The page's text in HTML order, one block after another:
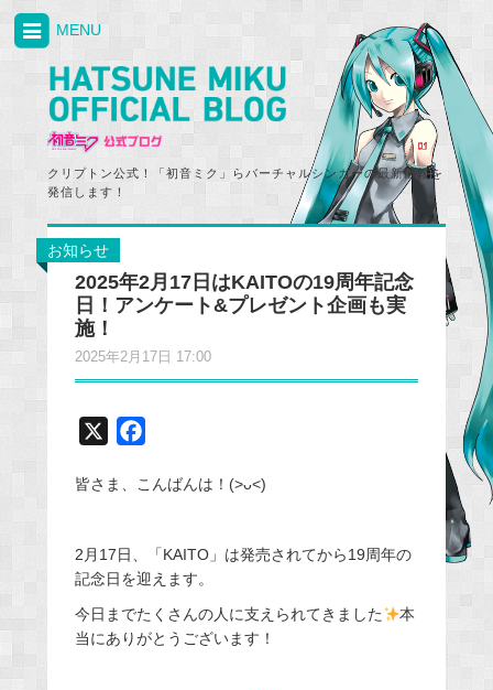
クリプトン公式！「初音ミク」らバーチャルシンガーの最新情報を
発信します！
MENU
お知らせ
2025年2月17日はKAITOの19周年記念
日！アンケート&プレゼント企画も実
施！
2025年2月17日 17:00
c
o
k
皆さま、こんばんは！(>ᴗ<)
2月17日、「KAITO」は発売されてから19周年の
記念日を迎えます。
今日までたくさんの人に支えられてきました
本
当にありがとうございます！